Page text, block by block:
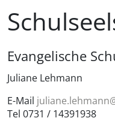
Evangelische
Juliane Lehmann
E-Mail
Tel 0731 / 14391938